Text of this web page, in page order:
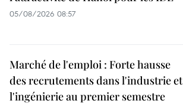
05/08/2026 08:57
Marché de l'emploi : Forte hausse
des recrutements dans l'industrie et
l'ingénierie au premier semestre